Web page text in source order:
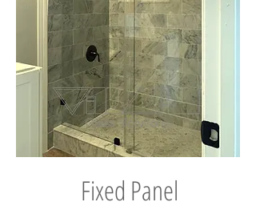
Fixed Panel